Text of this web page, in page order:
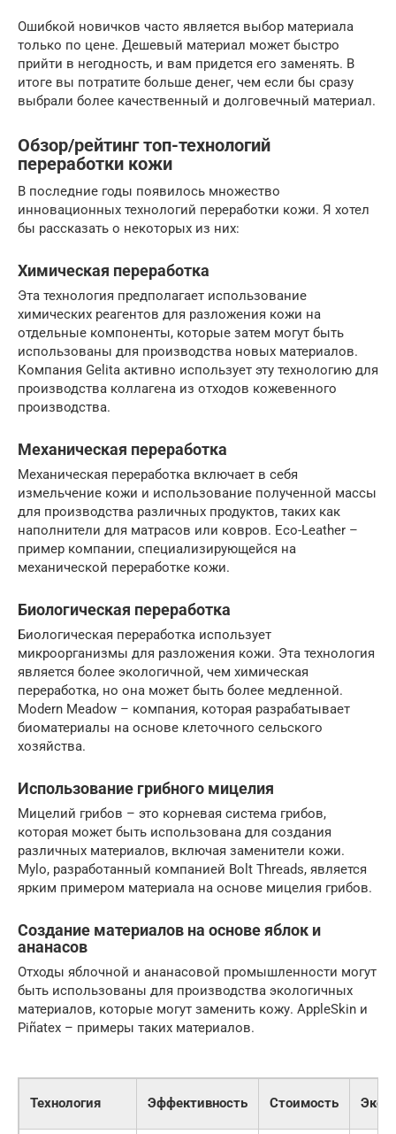
Ошибкой новичков часто является выбор материала
только по цене. Дешевый материал может быстро
прийти в негодность, и вам придется его заменять. В
итоге вы потратите больше денег, чем если бы сразу
выбрали более качественный и долговечный материал.
Обзор/рейтинг топ-технологий
переработки кожи
В последние годы появилось множество
инновационных технологий переработки кожи. Я хотел
бы рассказать о некоторых из них:
Химическая переработка
Эта технология предполагает использование
химических реагентов для разложения кожи на
отдельные компоненты, которые затем могут быть
использованы для производства новых материалов.
Компания Gelita активно использует эту технологию для
производства коллагена из отходов кожевенного
производства.
Механическая переработка
Механическая переработка включает в себя
измельчение кожи и использование полученной массы
для производства различных продуктов, таких как
наполнители для матрасов или ковров. Eco-Leather –
пример компании, специализирующейся на
механической переработке кожи.
Биологическая переработка
Биологическая переработка использует
микроорганизмы для разложения кожи. Эта технология
является более экологичной, чем химическая
переработка, но она может быть более медленной.
Modern Meadow – компания, которая разрабатывает
биоматериалы на основе клеточного сельского
хозяйства.
Использование грибного мицелия
Мицелий грибов – это корневая система грибов,
которая может быть использована для создания
различных материалов, включая заменители кожи.
Mylo, разработанный компанией Bolt Threads, является
ярким примером материала на основе мицелия грибов.
Создание материалов на основе яблок и
ананасов
Отходы яблочной и ананасовой промышленности могут
быть использованы для производства экологичных
материалов, которые могут заменить кожу. AppleSkin и
Piñatex – примеры таких материалов.
Технология Эффективность Стоимость